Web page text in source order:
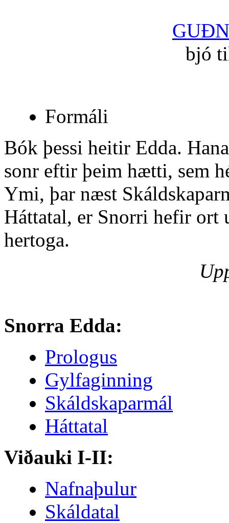
bjó
Formáli
Bók þessi heitir Edda.
sonr eftir þeim hætti, sem
Ymi, þar næst
Háttatal, er Snorri hefir ort
hertoga.
Snorra Edda:
Prologus
Gylfaginning
Skáldskaparmál
Háttatal
Viðauki I-II:
Nafnaþulur
Skáldatal